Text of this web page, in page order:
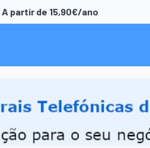
A partir de 15,90€/ano